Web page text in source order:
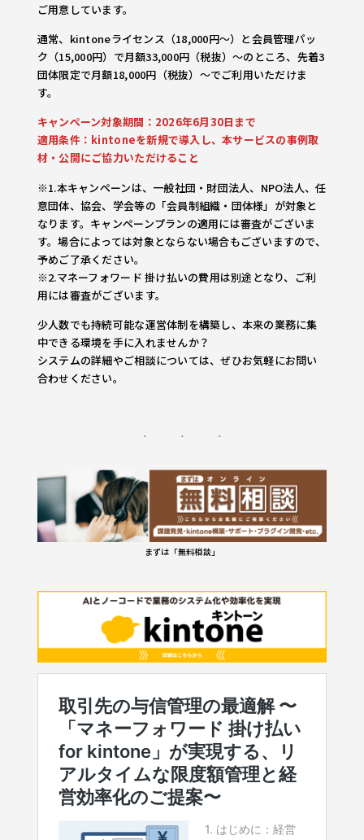
ご用意しています。
通常、kintoneライセンス（18,000円〜）と会員管理パッ
ク（15,000円）で月額33,000円（税抜）〜のところ、先着3
団体限定で月額18,000円（税抜）〜でご利用いただけま
す。
キャンペーン対象期間：2026年6月30日まで
適用条件：kintoneを新規で導入し、本サービスの事例取
材・公開にご協力いただけること
※1.本キャンペーンは、一般社団・財団法人、NPO法人、任
意団体、協会、学会等の「会員制組織・団体様」が対象と
なります。キャンペーンプランの適用には審査がございま
す。場合によっては対象とならない場合もございますので、
予めご了承ください。
※2.マネーフォワード 掛け払いの費用は別途となり、ご利
用には審査がございます。
少人数でも持続可能な運営体制を構築し、本来の業務に集
中できる環境を手に入れませんか？
システムの詳細やご相談については、ぜひお気軽にお問い
合わせください。
まずは「無料相談」